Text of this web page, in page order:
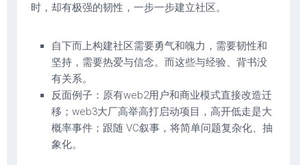
时，却有极强的韧性，一步一步建立社区。
自下而上构建社区需要勇气和魄力，需要韧性和
坚持，需要热爱与信念。而这些与经验、背书没
有关系。
反面例子：原有web2用户和商业模式直接改造迁
移；web3大厂高举高打启动项目，高开低走是大
概率事件；跟随 VC叙事，将简单问题复杂化、抽
象化。